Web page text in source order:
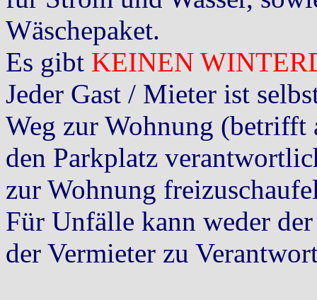
Wäschepaket.
Es gibt KEINEN
Jeder Gast / Mieter ist
Weg zur Wohnung (betrifft
den Parkplatz
zur Wohnung
Für Unfälle kann weder
der Vermieter zu